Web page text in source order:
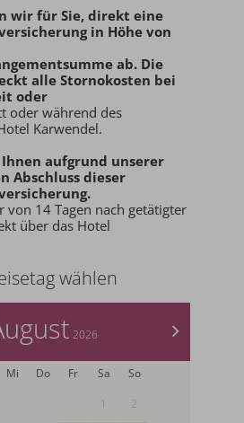
wir für Sie, direkt eine
in Höhe von
ab. Die
alle Stornokosten bei
oder
oder während des
Karwendel.
aufgrund unserer
Abschluss dieser
von 14 Tagen nach getätigter
über das Hotel
wählen
>
2026
Mi Do Fr Sa
So
1
2